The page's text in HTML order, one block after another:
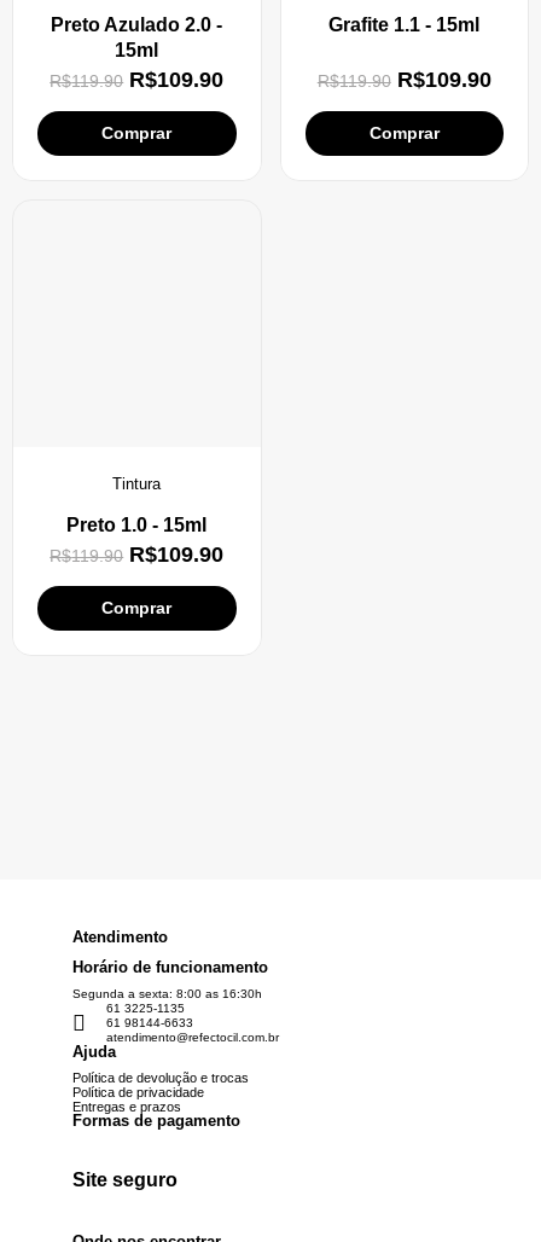
Preto Azulado 2.0 -
15ml
R$119.90 R$109.90
Comprar
Grafite 1.1 - 15ml
R$119.90 R$109.90
Comprar
Tintura
Preto 1.0 - 15ml
R$119.90 R$109.90
Comprar
Atendimento
Horário de funcionamento
Segunda a sexta: 8:00 as 16:30h
61 3225-1135
61 98144-6633
atendimento@refectocil.com.br
Ajuda
Política de devolução e trocas
Política de privacidade
Entregas e prazos
Formas de pagamento
Site seguro